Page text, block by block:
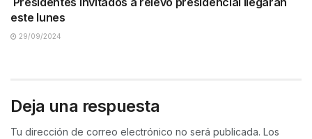
este lunes
29/09/2024
Deja una respuesta
Tu dirección de correo electrónico no será publicada. Los